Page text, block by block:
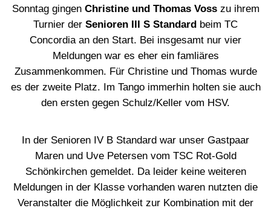
Sonntag gingen Christine und Thomas Vosszu ihrem
Turnier der Senioren III S Standard beim TC
Concordia an den Start. Bei insgesamt nur vier
Meldungen war es eher ein famliäres
Zusammenkommen. Für Christine und Thomas wurde
es der zweite Platz. Im Tango immerhin holten sie auch
den ersten gegen Schulz/Keller vom HSV.
In der Senioren IV B Standard war unser Gastpaar
Maren und Uve Petersen vom TSC Rot-Gold
Schönkirchen gemeldet. Da leider keine weiteren
Meldungen in der Klasse vorhanden waren nutzten die
Veranstalter die Möglichkeit zur Kombination mit der